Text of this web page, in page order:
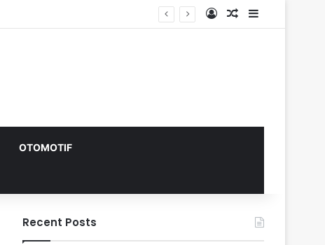
Log InRandom Article
Sidebar
OTOMOTIF
Recent Posts